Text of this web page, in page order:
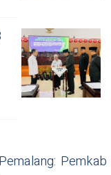
Pemkab